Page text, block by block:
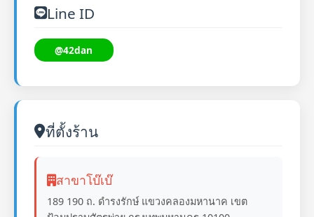
Line ID
@42dan
ที่ตั้งร้าน
สาขาโบ๊เบ๊
189 190 ถ. ดำรงรักษ์ แขวงคลองมหานาค เขต